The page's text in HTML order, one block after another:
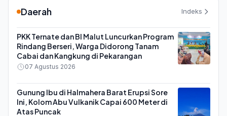
Daerah Indeks
PKK Ternate dan BI Malut Luncurkan Program
Rindang Berseri, Warga Didorong Tanam
Cabai dan Kangkung di Pekarangan
07 Agustus 2026
Gunung Ibu di Halmahera Barat Erupsi Sore
Ini, Kolom Abu Vulkanik Capai 600 Meter di
Atas Puncak